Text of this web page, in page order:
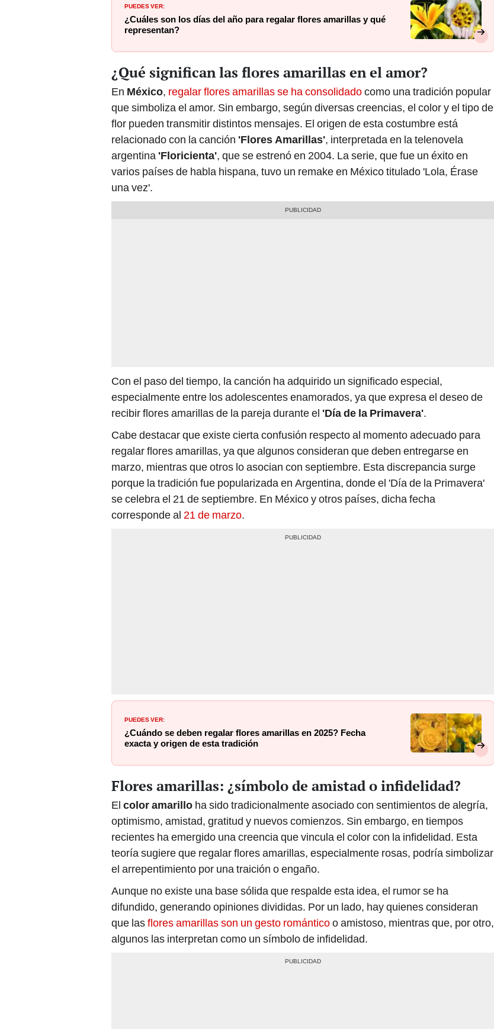
PUEDES VER:
¿Cuáles son los días del año para regalar flores amarillas y qué
representan?
¿Qué significan las flores amarillas en el amor?
En México, regalar flores amarillas se ha consolidadocomo una tradición popular
que simboliza el amor. Sin embargo, según diversas creencias, el color y el tipo de
flor pueden transmitir distintos mensajes. El origen de esta costumbre está
relacionado con la canción 'Flores Amarillas', interpretada en la telenovela
argentina 'Floricienta', que se estrenó en 2004. La serie, que fue un éxito en
varios países de habla hispana, tuvo un remake en México titulado 'Lola, Érase
una vez'.
Con el paso del tiempo, la canción ha adquirido un significado especial,
especialmente entre los adolescentes enamorados, ya que expresa el deseo de
recibir flores amarillas de la pareja durante el 'Día de la Primavera'.
Cabe destacar que existe cierta confusión respecto al momento adecuado para
regalar flores amarillas, ya que algunos consideran que deben entregarse en
marzo, mientras que otros lo asocian con septiembre. Esta discrepancia surge
porque la tradición fue popularizada en Argentina, donde el 'Día de la Primavera'
se celebra el 21 de septiembre. En México y otros países, dicha fecha
corresponde al 21 de marzo.
PUEDES VER:
¿Cuándo se deben regalar flores amarillas en 2025? Fecha
exacta y origen de esta tradición
Flores amarillas: ¿símbolo de amistad o infidelidad?
El color amarillo ha sido tradicionalmente asociado con sentimientos de alegría,
optimismo, amistad, gratitud y nuevos comienzos. Sin embargo, en tiempos
recientes ha emergido una creencia que vincula el color con la infidelidad. Esta
teoría sugiere que regalar flores amarillas, especialmente rosas, podría simbolizar
el arrepentimiento por una traición o engaño.
Aunque no existe una base sólida que respalde esta idea, el rumor se ha
difundido, generando opiniones divididas. Por un lado, hay quienes consideran
que lasflores amarillas son un gesto románticoo amistoso, mientras que, por otro,
algunos las interpretan como un símbolo de infidelidad.